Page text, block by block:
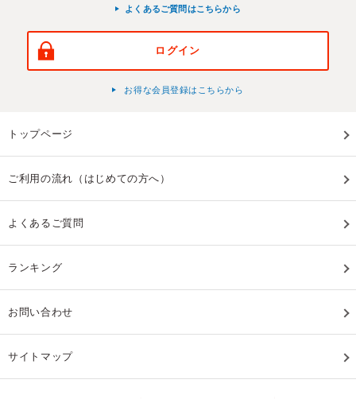
よくあるご質問はこちらから
ログイン
お得な会員登録はこちらから
トップページ
ご利用の流れ（はじめての方へ）
よくあるご質問
ランキング
お問い合わせ
サイトマップ